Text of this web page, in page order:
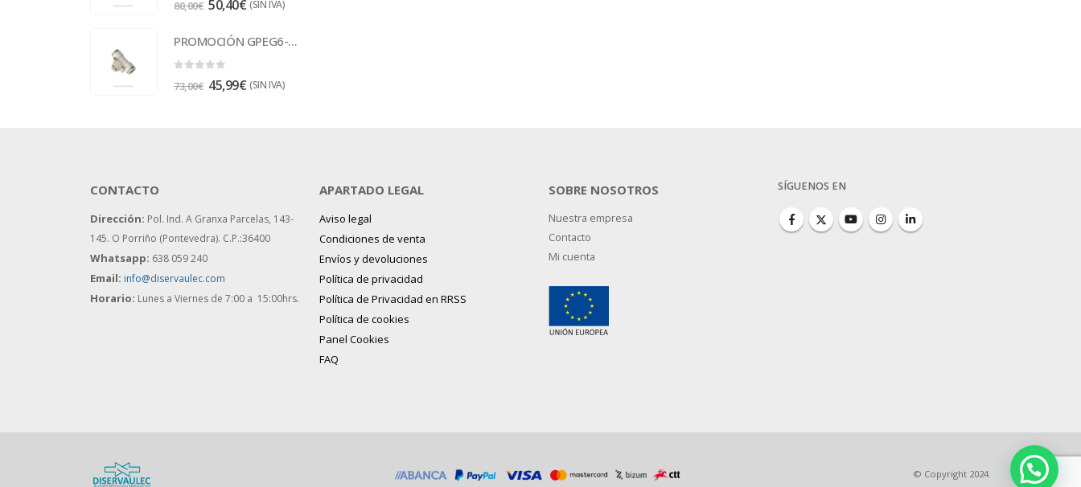
80,00€ 50,40€ (SIN IVA)
PROMOCIÓN GPEG6-4 Racor
73,00€ 45,99€ (SIN IVA)
CONTACTO
Dirección: Pol. Ind. A Granxa Parcelas, 143-
145. O Porriño (Pontevedra). C.P.:36400
Whatsapp: 638 059 240
Email: info@diservaulec.com
Horario: Lunes a Viernes de 7:00 a 15:00hrs.
APARTADO LEGAL
Aviso legal
Condiciones de venta
Envíos y devoluciones
Política de privacidad
Política de Privacidad en RRSS
Política de cookies
Panel Cookies
FAQ
SOBRE NOSOTROS
Nuestra empresa
Contacto
Mi cuenta
SÍGUENOS EN
© Copyright 2024.